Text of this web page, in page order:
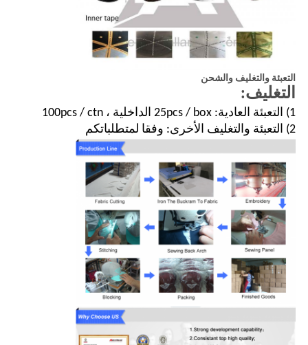
التعبئة والتغليف والشحن
التغليف:
1) التعبئة العادية: 25pcs / box الداخلية ، 100pcs / ctn
2) التعبئة والتغليف الأخرى: وفقا لمتطلباتكم